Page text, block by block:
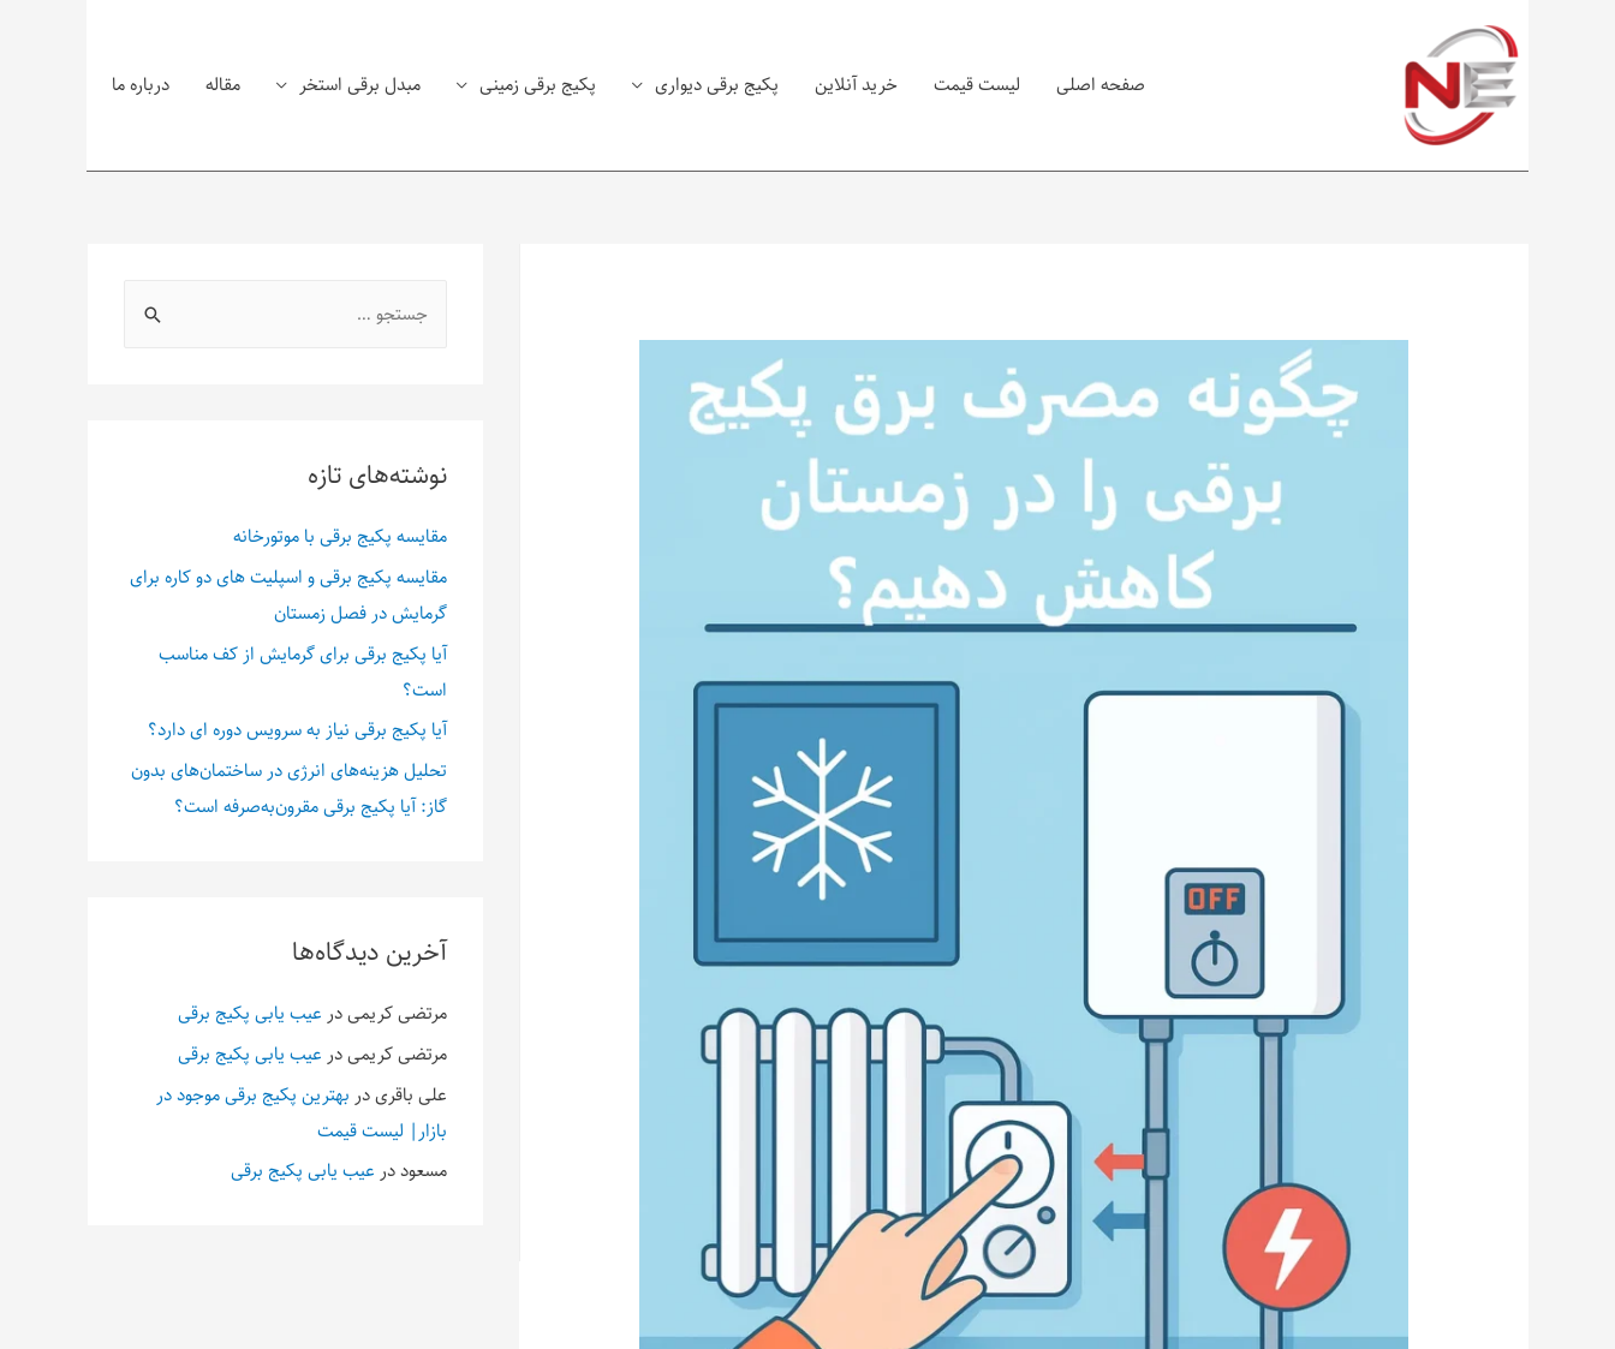
صفحه اصلی لیست قیمت خرید آنلاین پکیج برقی دیواری پکیج برقی زمینی مبدل برقی استخر مقاله درباره ما
نوشته‌های تازه
مقایسه پکیج برقی با موتورخانه
مقایسه پکیج برقی و اسپلیت های دو کاره برای
گرمایش در فصل زمستان
آیا پکیج برقی برای گرمایش از کف مناسب
است؟
آیا پکیج برقی نیاز به سرویس دوره ای دارد؟
تحلیل هزینه‌های انرژی در ساختمان‌های بدون
گاز: آیا پکیج برقی مقرون‌به‌صرفه است؟
آخرین دیدگاه‌ها
مرتضی کریمیدر عیب یابی پکیج برقی
مرتضی کریمیدر عیب یابی پکیج برقی
علی باقریدر بهترین پکیج برقی موجود در
بازار| لیست قیمت
مسعوددر عیب یابی پکیج برقی